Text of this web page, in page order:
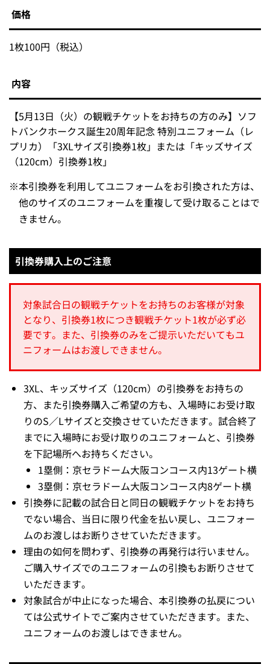
価格
1枚100円（税込）
内容
【5月13日（火）の観戦チケットをお持ちの方のみ】ソフ
トバンクホークス誕生20周年記念 特別ユニフォーム（レ
プリカ）「3XLサイズ引換券1枚」または「キッズサイズ
（120cm）引換券1枚」
※本引換券を利用してユニフォームをお引換された方は、
他のサイズのユニフォームを重複して受け取ることはで
きません。
引換券購入上のご注意
対象試合日の観戦チケットをお持ちのお客様が対象
となり、引換券1枚につき観戦チケット1枚が必ず必
要です。また、引換券のみをご提示いただいてもユ
ニフォームはお渡しできません。
3XL、キッズサイズ（120cm）の引換券をお持ちの
方、また引換券購入ご希望の方も、入場時にお受け取
りのS／Lサイズと交換させていただきます。試合終了
までに入場時にお受け取りのユニフォームと、引換券
を下記場所へお持ちください。
1塁側：京セラドーム大阪コンコース内13ゲート横
3塁側：京セラドーム大阪コンコース内8ゲート横
引換券に記載の試合日と同日の観戦チケットをお持ち
でない場合、当日に限り代金を払い戻し、ユニフォー
ムのお渡しはお断りさせていただきます。
理由の如何を問わず、引換券の再発行は行いません。
ご購入サイズでのユニフォームの引換もお断りさせて
いただきます。
対象試合が中止になった場合、本引換券の払戻につい
ては公式サイトでご案内させていただきます。また、
ユニフォームのお渡しはできません。